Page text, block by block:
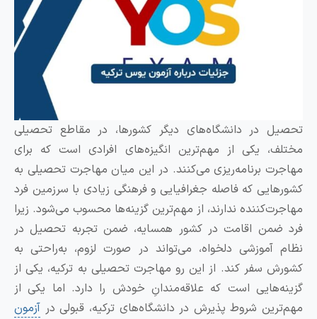
در دانشگاه‌های دیگر کشورها، در مقاطع تحصیلی
یکی از مهم‌ترین انگیزه‌های افرادی است که برای
برنامه‌ریزی می‌کنند. در این میان مهاجرت تحصیلی به
که فاصله جغرافیایی و فرهنگی زیادی با سرزمین فرد
ندارند، از مهم‌ترین گزینه‌ها محسوب می‌شود. زیرا
اقامت در کشور همسایه، ضمن تجربه تحصیل در
دلخواه، می‌تواند در صورت لزوم، به‌راحتی به
سفر کند. از این رو مهاجرت تحصیلی به ترکیه، یکی از
است که علاقه‌مندانِ خودش را دارد. اما یکی از
شروط پذیرش در دانشگاه‌های ترکیه، قبولی درآزمون